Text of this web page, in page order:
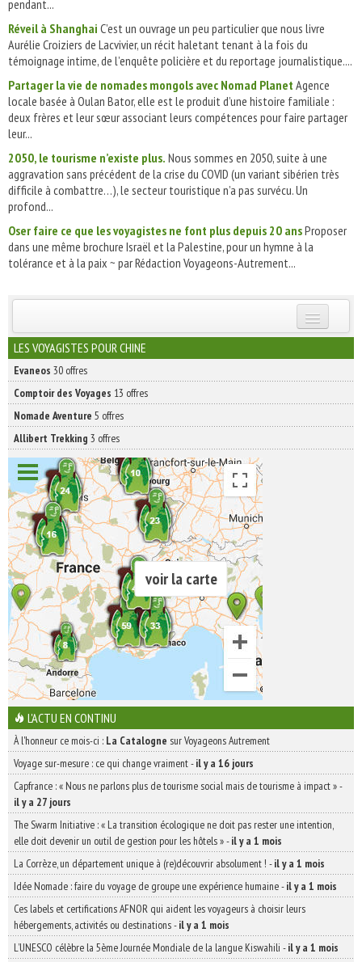
pendant...
Réveil à Shanghai C’est un ouvrage un peu particulier que nous livre
Aurélie Croiziers de Lacvivier, un récit haletant tenant à la fois du
témoignage intime, de l’enquête policière et du reportage journalistique....
Partager la vie de nomades mongols avec Nomad Planet Agence
locale basée à Oulan Bator, elle est le produit d’une histoire familiale :
deux frères et leur sœur associant leurs compétences pour faire partager
leur...
2050, le tourisme n’existe plus. Nous sommes en 2050, suite à une
aggravation sans précédent de la crise du COVID (un variant sibérien très
difficile à combattre…), le secteur touristique n’a pas survécu. Un
profond...
Oser faire ce que les voyagistes ne font plus depuis 20 ansProposer
dans une même brochure Israël et la Palestine, pour un hymne à la
tolérance et à la paix ~ par Rédaction Voyageons-Autrement...
INSCRIVEZ-VOUS | ABONNEZ-VOUS
LES VOYAGISTES POUR CHINE
Evaneos 30 offres
Comptoir des Voyages 13 offres
Nomade Aventure 5 offres
Allibert Trekking 3 offres
voir la carte
L'ACTU EN CONTINU
À l'honneur ce mois-ci : La Catalogne sur Voyageons Autrement
Voyage sur-mesure : ce qui change vraiment-il y a 16 jours
Capfrance : « Nous ne parlons plus de tourisme social mais de tourisme à impact »-
il y a 27 jours
The Swarm Initiative : « La transition écologique ne doit pas rester une intention,
elle doit devenir un outil de gestion pour les hôtels »-il y a 1 mois
La Corrèze, un département unique à (re)découvrir absolument ! -il y a 1 mois
Idée Nomade : faire du voyage de groupe une expérience humaine-il y a 1 mois
Ces labels et certifications AFNOR qui aident les voyageurs à choisir leurs
hébergements, activités ou destinations-il y a 1 mois
L’UNESCO célèbre la 5ème Journée Mondiale de la langue Kiswahili -il y a 1 mois